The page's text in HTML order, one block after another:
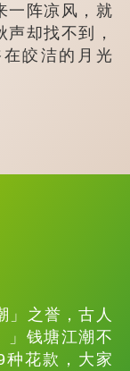
一阵凉风，就
却找不到，
皎洁的月光
之誉，古人
」钱塘江潮不
花款，大家